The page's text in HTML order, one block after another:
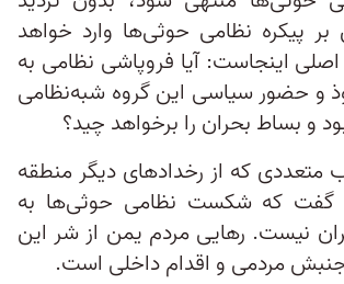
پیکره نظامی حوثی‌ها وارد خواهد
اینجاست: آیا فروپاشی نظامی به
و حضور سیاسی این گروه شبه‌نظامی
و بساط بحران را برخواهد چید؟
متعددی که از رخدادهای دیگر منطقه
گفت که شکست نظامی حوثی‌ها به
نیست. رهایی مردم یمن از شر این
مردمی و اقدام داخلی است.